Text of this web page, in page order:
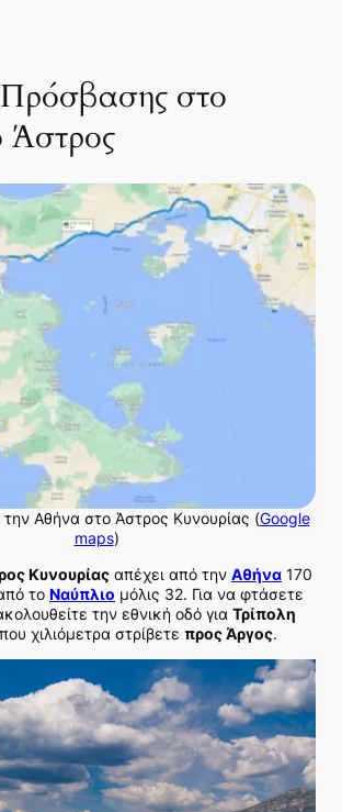
στο
Αθήνα στο Άστρος Κυνουρίας (Google
maps)
Κυνουρίας απέχει από την Αθήνα 170
το Ναύπλιο μόλις 32. Για να φτάσετε
την εθνική οδό για Τρίπολη
χιλιόμετρα στρίβετε προς Άργος.